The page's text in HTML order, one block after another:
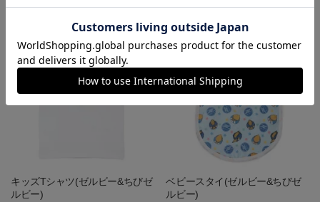
キッズTシャツ(ゼルビー&ちびゼ
ルビー)
ベビースタイ(ゼルビー&ちびゼ
ルビー)